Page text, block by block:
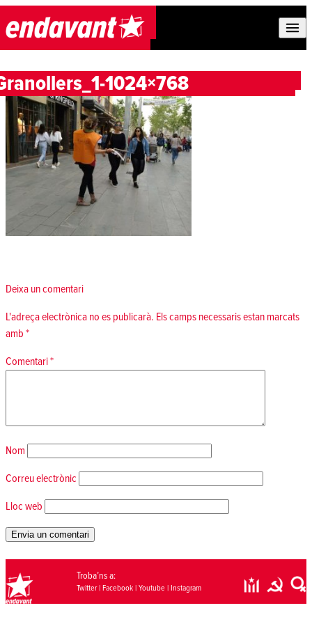
Skip to content
1024×768
Deixa un comentari
L'adreça electrònica no es publicarà. Els camps necessaris estan marcats
amb *
Comentari*
Nom
Correu electrònic
Lloc web
Troba’ns a:
Twitter| Facebook| Youtube| Instagram